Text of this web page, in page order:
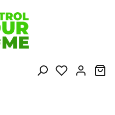
Du hast 0